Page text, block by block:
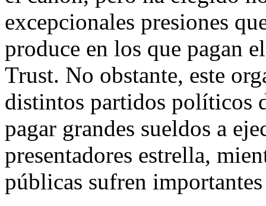
excepcionales presiones
produce en los que pagan
Trust. No obstante, este
distintos partidos políticos
pagar grandes sueldos a
presentadores estrella,
públicas sufren